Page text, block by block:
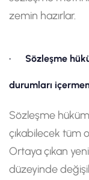
zemin hazırlar.
· Sözleşme
durumları
Sözleşme
çıkabilecek tüm
Ortaya çıkan
düzeyinde